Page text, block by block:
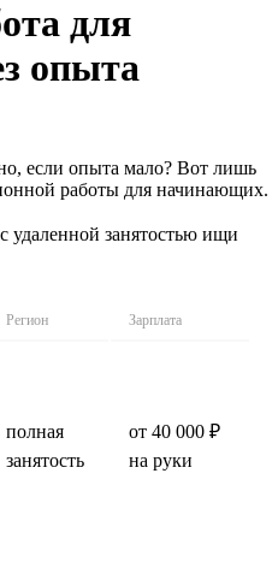
для
опыта
если опыта мало? Вот лишь
работы для начинающих.
удаленной занятостью ищи
Регион Зарплата
полная
занятость
от 40 000 ₽
на руки